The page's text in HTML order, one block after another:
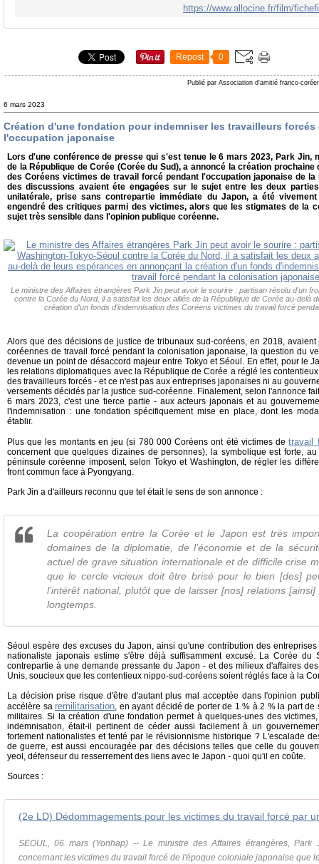
https://www.allocine.fr/film/
Repost 0
Publié par Association d'amitié franco-
6 mars 2023
Création d'une fondation pour indemniser les travailleurs forcés
l'occupation japonaise
Lors d'une conférence de presse qui s'est tenue le 6 mars 2023, Park Jin,
de la République de Corée (Corée du Sud), a annoncé la création
des Coréens victimes de travail forcé pendant l'occupation japonaise de la
des discussions avaient éte engagées sur le sujet entre les deux
unilatérale, prise sans contrepartie immédiate du Japon, a été
engendré des critiques parmi des victimes, alors que les stigmates de la
sujet très sensible dans l'opinion publique coréenne.
Le ministre des Affaires étrangères Park Jin peut avoir le sourire : partisan résolu d'un
contre la Corée du Nord, il a satisfait les deux alliés de la République de Corée au-delà
création d'un fonds d'indemnisation des Coréens victimes du travail forcé
Alors que des décisions de justice de tribunaux sud-coréens, en 2018,
coréennes de travail forcé pendant la colonisation japonaise, la question du
devenue un point de désaccord majeur entre Tokyo et Séoul. En effet, pour le
les relations diplomatiques avec la République de Corée a réglé les
des travailleurs forcés - et ce n'est pas aux entreprises japonaises ni au
versements décidés par la justice sud-coréenne. Finalement, selon l'annonce
6 mars 2023, c'est une tierce partie - aux acteurs japonais et au
l'indemnisation : une fondation spécifiquement mise en place, dont les
établir.
Plus que les montants en jeu (si 780 000 Coréens ont été victimes detravail
concernent que quelques dizaines de personnes), la symbolique est forte,
péninsule coréenne imposent, selon Tokyo et Washington, de régler les
front commun face à Pyongyang.
Park Jin a d'ailleurs reconnu que tel était le sens de son annonce :
La coopération entre la Corée et le Japon est très
domaines de la diplomatie, de l’économie et de la
actuel de grave situation internationale et de difficile crise
que le cercle vicieux doit être brisé pour le bien [des]
l’intérêt national, plutôt que de laisser [nos] relations
longtemps.
Séoul espère des excuses du Japon, ainsi qu'une contribution des
nationaliste japonais estime s'être déjà suffisamment excusé. La Corée du
contrepartie à une demande pressante du Japon - et des milieux d'affaires
Unis, soucieux que les contentieux nippo-sud-coréens soient réglés face à la
La décision prise risque d'être d'autant plus mal acceptée dans l'opinion
accélère sa remilitarisation, en ayant décidé de porter de 1 % à 2 % la part
militaires. Si la création d'une fondation permet à quelques-unes des
indemnisation, était-il pertinent de céder aussi facilement à un
fortement nationalistes et tenté par le révisionnisme historique ? L'escalade
de guerre, est aussi encouragée par des décisions telles que celle du
yeol, défenseur du resserrement des liens avec le Japon - quoi qu'il en coûte.
Sources :
SEOUL, 06 mars (Yonhap) -- Le ministre des Affaires étrangères,
concernant les victimes du travail forcé de l'époque coloniale japonaise que